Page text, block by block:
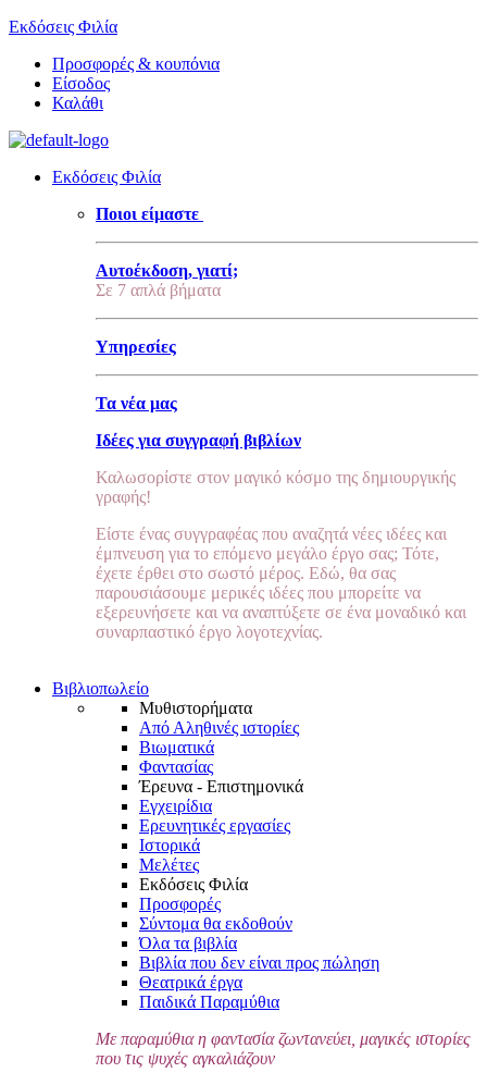
Εκδόσεις Φιλία
Προσφορές & κουπόνια
Είσοδος
Καλάθι
Εκδόσεις Φιλία
Ποιοι είμαστε
Αυτοέκδοση, γιατί;
Σε 7 απλά βήματα
Υπηρεσίες
Τα νέα μας
Ιδέες για συγγραφή βιβλίων
Καλωσορίστε στον μαγικό κόσμο της δημιουργικής
γραφής!
Είστε ένας συγγραφέας που αναζητά νέες ιδέες και
έμπνευση για το επόμενο μεγάλο έργο σας; Τότε,
έχετε έρθει στο σωστό μέρος. Εδώ, θα σας
παρουσιάσουμε μερικές ιδέες που μπορείτε να
εξερευνήσετε και να αναπτύξετε σε ένα μοναδικό και
συναρπαστικό έργο λογοτεχνίας.
Βιβλιοπωλείο
Μυθιστορήματα
Από Αληθινές ιστορίες
Βιωματικά
Φαντασίας
Έρευνα - Επιστημονικά
Εγχειρίδια
Ερευνητικές εργασίες
Ιστορικά
Μελέτες
Εκδόσεις Φιλία
Προσφορές
Σύντομα θα εκδοθούν
Όλα τα βιβλία
Βιβλία που δεν είναι προς πώληση
Θεατρικά έργα
Παιδικά Παραμύθια
Με παραμύθια η φαντασία ζωντανεύει, μαγικές ιστορίες
που τις ψυχές αγκαλιάζουν